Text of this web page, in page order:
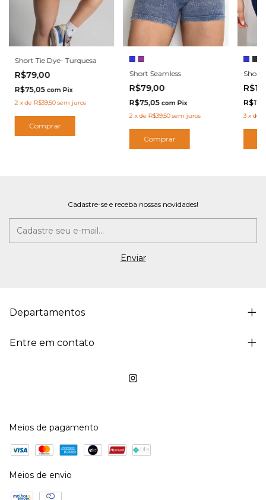
Short Tie Dye- Turquesa
R$79,00
R$75,05 com Pix
2 xde R$39,50 sem juros
Comprar
Short Seamless
R$79,00
R$75,05 com Pix
2 xde R$39,50 sem juros
Comprar
Short
3 x de
Cadastre-se e receba nossas novidades!
Departamentos
Entre em contato
Meios de pagamento
Meios de envio